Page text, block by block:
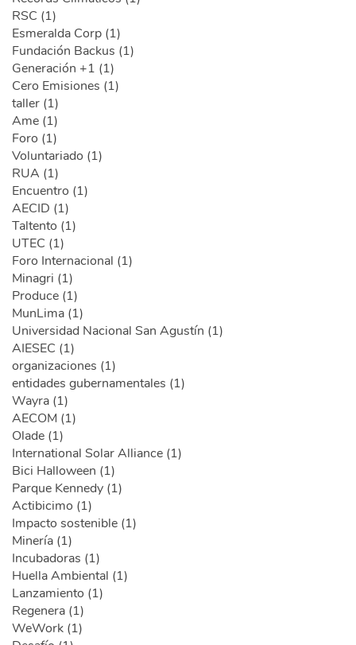
RSC (1)
Esmeralda Corp (1)
Fundación Backus (1)
Generación +1 (1)
Cero Emisiones (1)
taller (1)
Ame (1)
Foro (1)
Voluntariado (1)
RUA (1)
Encuentro (1)
AECID (1)
Taltento (1)
UTEC (1)
Foro Internacional (1)
Minagri (1)
Produce (1)
MunLima (1)
Universidad Nacional San Agustín (1)
AIESEC (1)
organizaciones (1)
entidades gubernamentales (1)
Wayra (1)
AECOM (1)
Olade (1)
International Solar Alliance (1)
Bici Halloween (1)
Parque Kennedy (1)
Actibicimo (1)
Impacto sostenible (1)
Minería (1)
Incubadoras (1)
Huella Ambiental (1)
Lanzamiento (1)
Regenera (1)
WeWork (1)